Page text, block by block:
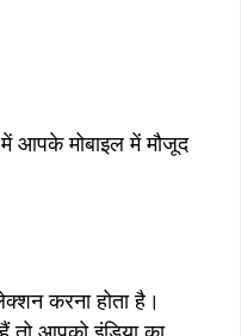
में आपके मोबाइल में मौजूद
करना होता है।